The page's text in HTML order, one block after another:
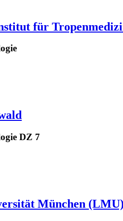
für
DZ 7
München